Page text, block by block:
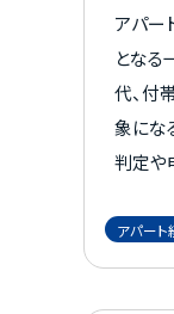
アパー
となる
代、付
象にな
判定や
込んだ
むこともあるで
アパート